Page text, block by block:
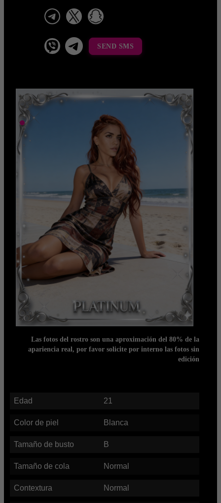
telegram
viber Telegram La Celestina
SEND SMS
Las fotos del rostro son una aproximación del 80% de la
apariencia real, por favor solicite por interno las fotos sin
edición
Edad 21
Color de piel Blanca
Tamaño de busto B
Tamaño de cola Normal
Contextura Normal